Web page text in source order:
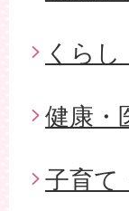
くらし
健康・
子育て